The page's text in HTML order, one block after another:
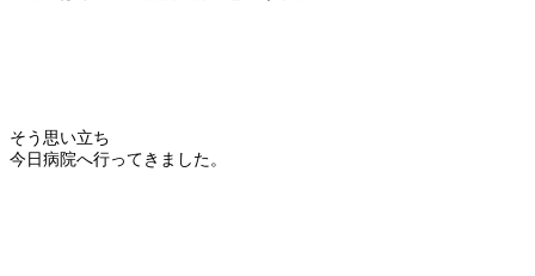
そう思い立ち
今日病院へ行ってきました。